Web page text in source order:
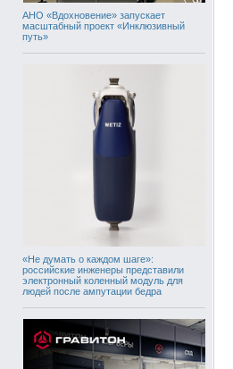
АНО «Вдохновение» запускает
масштабный проект «Инклюзивный
путь»
«Не думать о каждом шаге»:
российские инженеры представили
электронный коленный модуль для
людей после ампутации бедра